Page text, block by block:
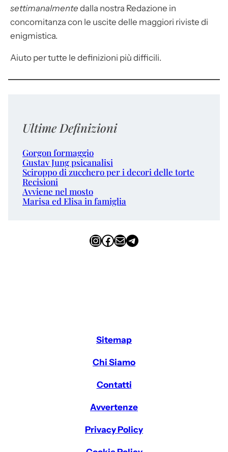
settimanalmente dalla nostra Redazione in
concomitanza con le uscite delle maggiori riviste di
enigmistica.
Aiuto per tutte le definizioni più difficili.
Ultime Definizioni
Gorgon formaggio
Gustav Jung psicanalisi
Sciroppo di zucchero per i decori delle torte
Recisioni
Avviene nel mosto
Marisa ed Elisa in famiglia
InstagramFacebook Email Telegram
Sitemap
Chi Siamo
Contatti
Avvertenze
Privacy Policy